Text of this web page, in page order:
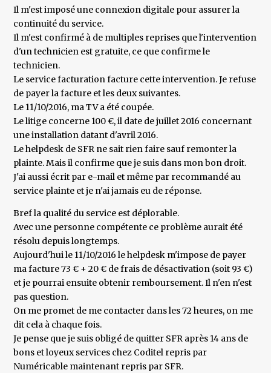
Il m'est imposé une connexion digitale pour assurer la
continuité du service.
Il m'est confirmé à de multiples reprises que l'intervention
d'un technicien est gratuite, ce que confirme le
technicien.
Le service facturation facture cette intervention. Je refuse
de payer la facture et les deux suivantes.
Le 11/10/2016, ma TV a été coupée.
Le litige concerne 100 €, il date de juillet 2016 concernant
une installation datant d'avril 2016.
Le helpdesk de SFR ne sait rien faire sauf remonter la
plainte. Mais il confirme que je suis dans mon bon droit.
J'ai aussi écrit par e-mail et même par recommandé au
service plainte et je n'ai jamais eu de réponse.
Bref la qualité du service est déplorable.
Avec une personne compétente ce problème aurait été
résolu depuis longtemps.
Aujourd'hui le 11/10/2016 le helpdesk m'impose de payer
ma facture 73 € + 20 € de frais de désactivation (soit 93 €)
et je pourrai ensuite obtenir remboursement. Il n'en n'est
pas question.
On me promet de me contacter dans les 72 heures, on me
dit cela à chaque fois.
Je pense que je suis obligé de quitter SFR après 14 ans de
bons et loyeux services chez Coditel repris par
Numéricable maintenant repris par SFR.